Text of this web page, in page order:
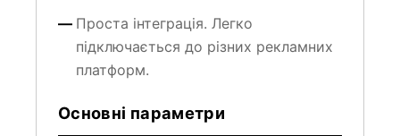
Проста інтеграція. Легко
підключається до різних рекламних
платформ.
Основні параметри